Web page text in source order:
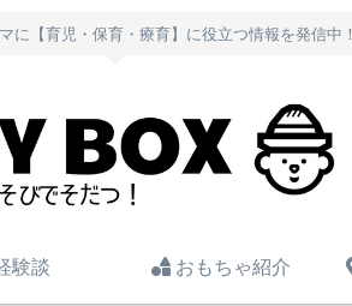
に【育児・保育・療育】に役立つ情報を発信中！
験談 おもちゃ紹介